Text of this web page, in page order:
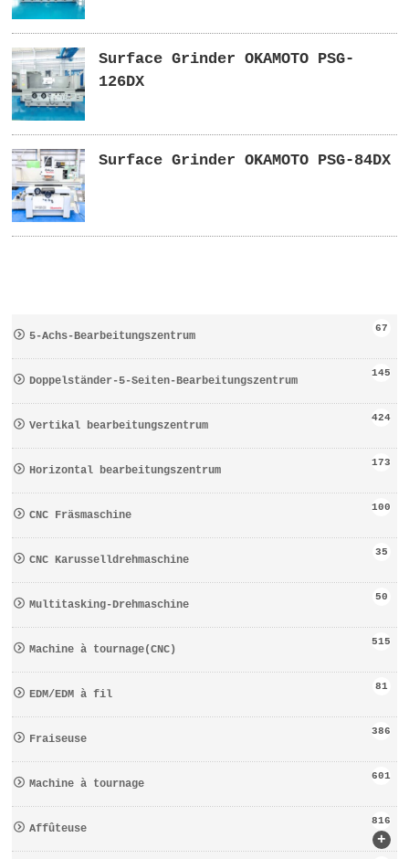
Surface Grinder OKAMOTO PSG-
126DX
Surface Grinder OKAMOTO PSG-84DX
5-Achs-Bearbeitungszentrum
67
Doppelständer-5-Seiten-Bearbeitungszentrum
145
Vertikal bearbeitungszentrum
424
Horizontal bearbeitungszentrum
173
CNC Fräsmaschine
100
CNC Karusselldrehmaschine
35
Multitasking-Drehmaschine
50
Machine à tournage(CNC)
515
EDM/EDM à fil
81
Fraiseuse
386
Machine à tournage
601
+
Affûteuse
816